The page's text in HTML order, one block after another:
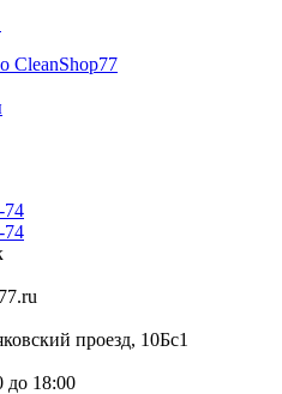
CleanShop77
74
74
проезд, 10Бс1
до 18:00